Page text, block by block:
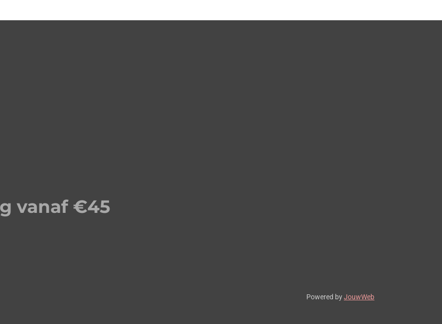
vanaf €45
Powered byJouwWeb